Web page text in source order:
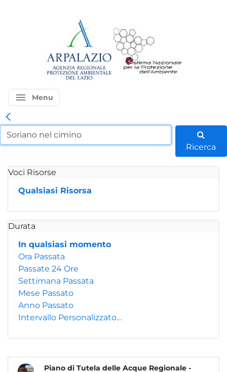
menu Menu
Ricerca
Voci Risorse
Qualsiasi Risorsa
Durata
In qualsiasi momento
Ora Passata
Passate 24 Ore
Settimana Passata
Mese Passato
Anno Passato
Intervallo Personalizzato…
Piano di Tutela delle Acque Regionale -